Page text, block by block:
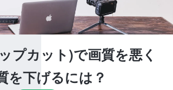
プカット)で画質を悪く
を下げるには？